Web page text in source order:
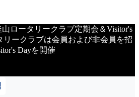
ロータリークラブ定期会＆Visitor's
リークラブは会員および非会員を招
Dayを開催